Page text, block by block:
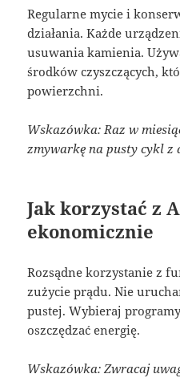
Regularne mycie i
działania. Każde
usuwania kamienia.
środków czyszczących,
powierzchni.
Wskazówka: Raz w
zmywarkę na pusty cykl z
Jak korzystać z
ekonomicznie
Rozsądne korzystanie z
zużycie prądu. Nie
pustej. Wybieraj
oszczędzać energię.
Wskazówka: Zwracaj